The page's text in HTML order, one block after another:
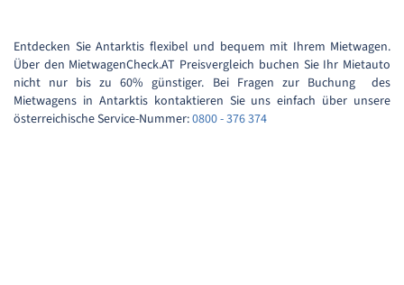
Entdecken Sie Antarktis flexibel und bequem mit Ihrem Mietwagen.
Über den MietwagenCheck.AT Preisvergleich buchen Sie Ihr Mietauto
nicht nur bis zu 60% günstiger. Bei Fragen zur Buchung des
Mietwagens in Antarktis kontaktieren Sie uns einfach über unsere
österreichische Service-Nummer:0800 - 376 374